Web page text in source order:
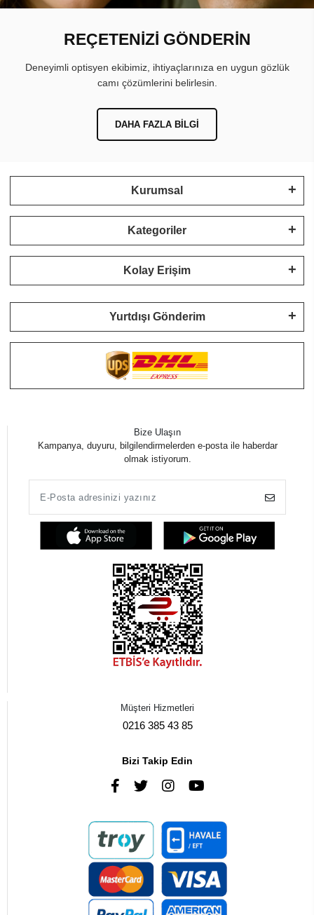
REÇETENİZİ GÖNDERİN
Deneyimli optisyen ekibimiz, ihtiyaçlarınıza en uygun gözlük
camı çözümlerini belirlesin.
DAHA FAZLA BILGI
Kurumsal
Kategoriler
Kolay Erişim
Yurtdışı Gönderim
Bize Ulaşın
Kampanya, duyuru, bilgilendirmelerden e-posta ile haberdar
olmak istiyorum.
Müşteri Hizmetleri
0216 385 43 85
Bizi Takip Edin